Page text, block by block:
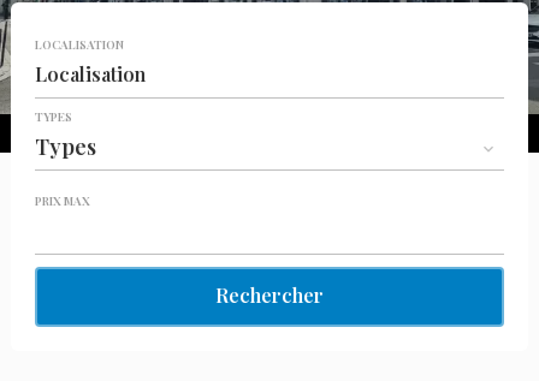
LOCALISATION
Localisation
TYPES
Types
PRIX MAX
Rechercher